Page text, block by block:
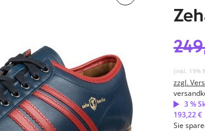
(inkl. 19%
zzgl.
3 %
193,22 €
Sie